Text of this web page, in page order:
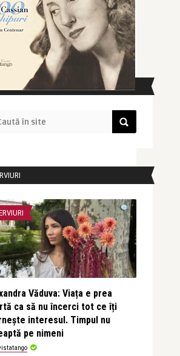
ÎN SITE
Văduva: Viața e prea
ca să nu încerci tot ce îți
interesul. Timpul nu
pe nimeni